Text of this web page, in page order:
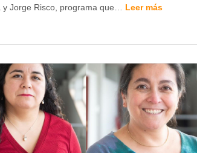
y Jorge Risco, programa que… Leer más